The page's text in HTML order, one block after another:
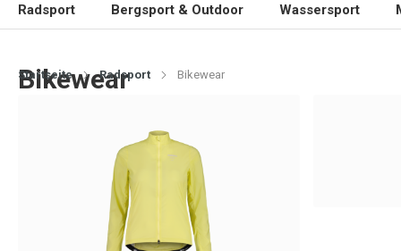
Radsport Bergsport & Outdoor Wassersport
Startseite Radsport Bikewear
Bikewear